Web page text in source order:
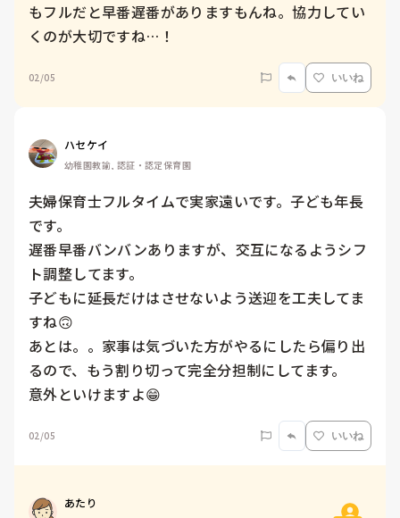
もフルだと早番遅番がありますもんね。協力してい
くのが大切ですね…！
02/05 いいね
ハセケイ
幼稚園教諭, 認証・認定保育園
夫婦保育士フルタイムで実家遠いです。子ども年長
です。
遅番早番バンバンありますが、交互になるようシフ
ト調整してます。
子どもに延長だけはさせないよう送迎を工夫してま
すね🙃
あとは。。家事は気づいた方がやるにしたら偏り出
るので、もう割り切って完全分担制にしてます。
意外といけますよ😁
02/05 いいね
あたり